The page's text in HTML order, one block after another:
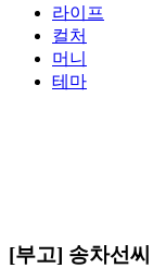
라이프
컬처
머니
테마
[부고] 송차선